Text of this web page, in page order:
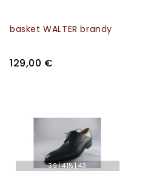
basket WALTER brandy
129,00 €
39 41½ 43